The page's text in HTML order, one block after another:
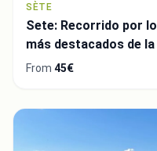
SÈTE
Sete: Recorrido por
más destacados de
grupos reducidos
From 45€